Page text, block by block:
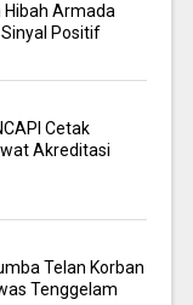
Hibah Armada
Positif
Cetak
Akreditasi
Telan Korban
Tenggelam